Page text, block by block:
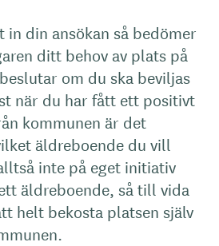
in din ansökan så bedömer
ditt behov av plats på
om du ska beviljas
när du har fått ett positivt
kommunen är det
äldreboende du vill
inte på eget initiativ
äldreboende, så till vida
helt bekosta platsen själv